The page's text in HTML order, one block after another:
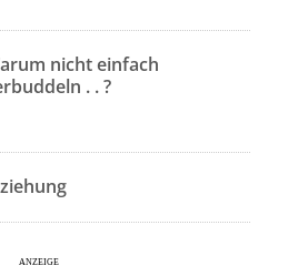
nicht einfach
. . ?